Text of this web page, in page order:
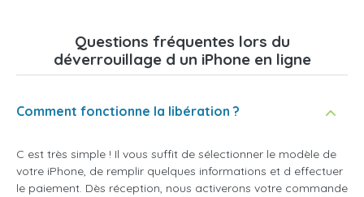
Questions fréquentes lors du
déverrouillage d un iPhone en ligne
Comment fonctionne la libération ?
C est très simple ! Il vous suffit de sélectionner le modèle de
votre iPhone, de remplir quelques informations et d effectuer
le paiement. Dès réception, nous activerons votre commande